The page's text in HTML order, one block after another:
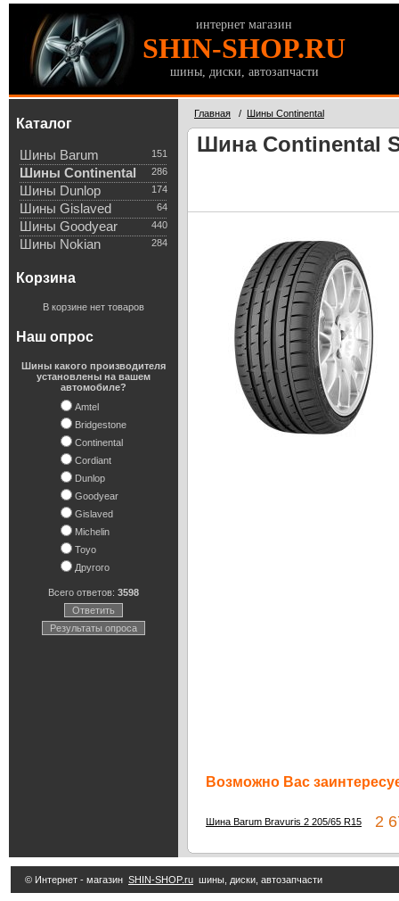
интернет магазин
SHIN-SHOP.RU
шины, диски, автозапчасти
Каталог
151
Шины Barum
286
Шины Continental
174
Шины Dunlop
64
Шины Gislaved
440
Шины Goodyear
284
Шины Nokian
Корзина
В корзине нет товаров
Наш опрос
Шины какого производителя
установлены на вашем
автомобиле?
Amtel
Bridgestone
Continental
Cordiant
Dunlop
Goodyear
Gislaved
Michelin
Toyo
Другого
Всего ответов: 3598
Ответить
Результаты опроса
Главная / Шины Continental
Шина Continental
Возможно Вас
Шина Barum Bravuris 2 205/65 R15 2
© Интернет - магазин SHIN-SHOP.ru шины, диски, автозапчасти